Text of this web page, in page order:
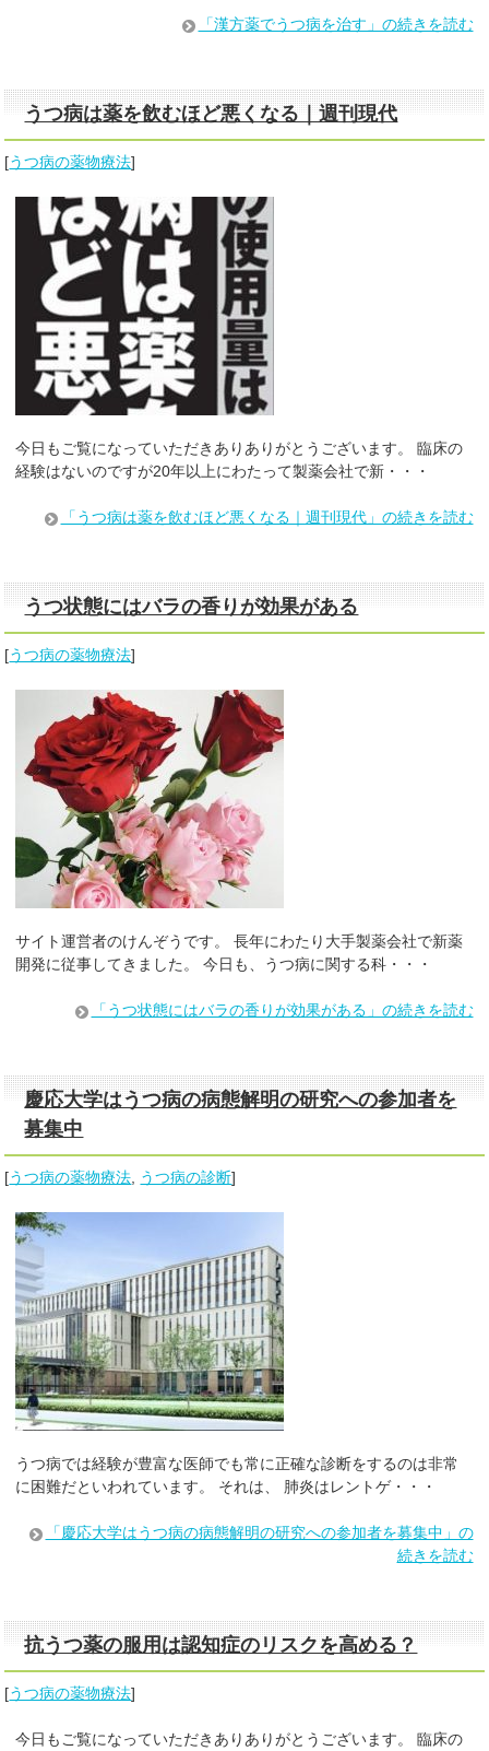
「漢方薬でうつ病を治す」の続きを読む
うつ病は薬を飲むほど悪くなる｜週刊現代
[うつ病の薬物療法]
今日もご覧になっていただきありありがとうございます。 臨床の
経験はないのですが20年以上にわたって製薬会社で新・・・
「うつ病は薬を飲むほど悪くなる｜週刊現代」の続きを読む
うつ状態にはバラの香りが効果がある
[うつ病の薬物療法]
サイト運営者のけんぞうです。 長年にわたり大手製薬会社で新薬
開発に従事してきました。 今日も、うつ病に関する科・・・
「うつ状態にはバラの香りが効果がある」の続きを読む
慶応大学はうつ病の病態解明の研究への参加者を
募集中
[うつ病の薬物療法 うつ病の診断]
うつ病では経験が豊富な医師でも常に正確な診断をするのは非常
に困難だといわれています。 それは、 肺炎はレントゲ・・・
「慶応大学はうつ病の病態解明の研究への参加者を募集中」の
続きを読む
抗うつ薬の服用は認知症のリスクを高める？
[うつ病の薬物療法]
今日もご覧になっていただきありありがとうございます。 臨床の